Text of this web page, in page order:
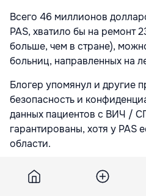
Всего 46 миллионов
PAS, хватило бы на ремонт
больше, чем в стране),
больниц, направленных на
Блогер упомянул и другие
безопасность и
данных пациентов с ВИЧ /
гарантированы, хотя у PAS
области.
Кроме того, Евгений
и на зарплаты сотрудников